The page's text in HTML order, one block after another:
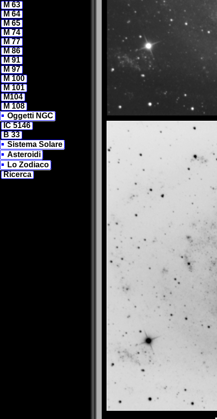
M 63
M 64
M 65
M 74
M 77
M 86
M 91
M 97
M 100
M 101
M104
M 108
Oggetti NGC
IC 5146
B 33
Sistema Solare
Asteroidi
Lo Zodiaco
Ricerca